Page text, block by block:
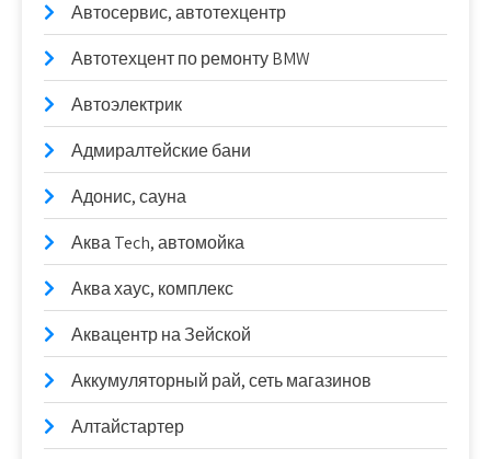
Автосервис, автотехцентр
Автотехцент по ремонту BMW
Автоэлектрик
Адмиралтейские бани
Адонис, сауна
Аква Tech, автомойка
Аква хаус, комплекс
Аквацентр на Зейской
Аккумуляторный рай, сеть магазинов
Алтайстартер